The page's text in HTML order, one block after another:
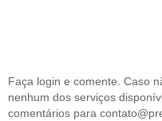
Faça login e comente. Caso
nenhum dos serviços
comentários para